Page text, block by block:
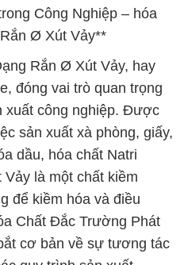
Công Nghiệp – hóa
Ø Xút Vảy**
Rắn Ø Xút Vảy, hay
đóng vai trò quan trọng
xuất công nghiệp. Được
sản xuất xà phòng, giấy,
dầu, hóa chất Natri
là một chất kiềm
để kiềm hóa và điều
Chất Đắc Trường Phát
cơ bản về sự tương tác